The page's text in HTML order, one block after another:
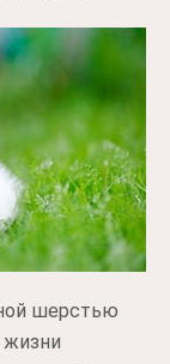
шерстью
жизни